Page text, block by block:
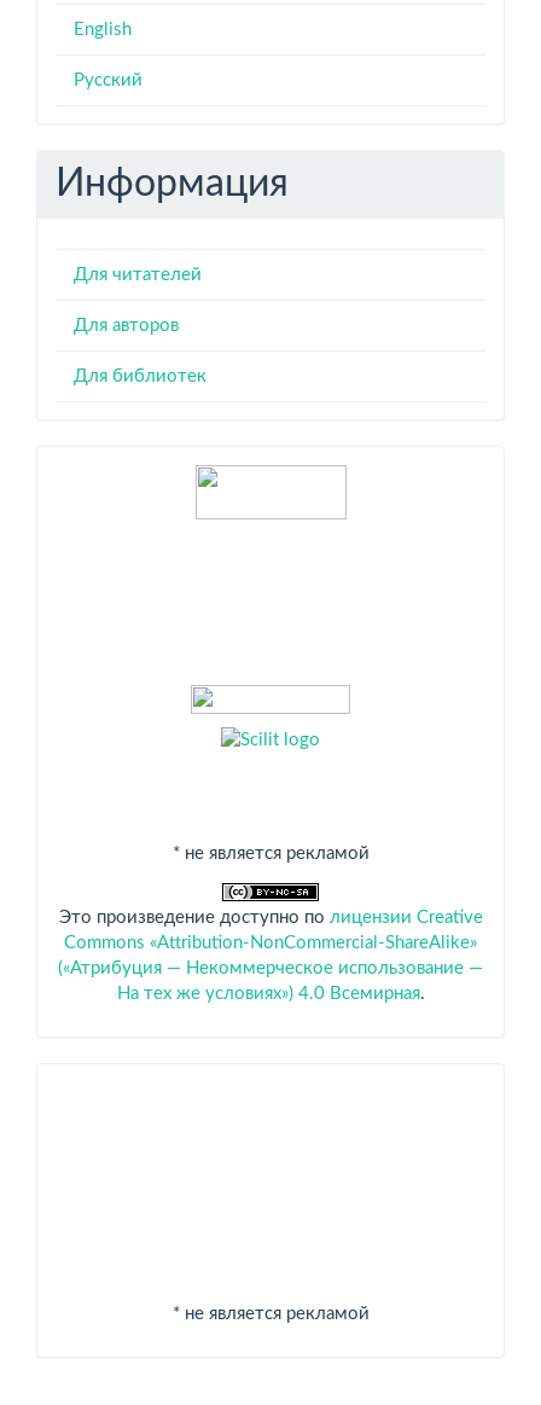
English
Русский
Информация
Для читателей
Для авторов
Для библиотек
Индексация
* не является рекламой
Это произведение доступно по лицензии Creative
Commons «Attribution-NonCommercial-ShareAlike»
(«Атрибуция — Некоммерческое использование —
На тех же условиях») 4.0 Всемирная.
* не является рекламой